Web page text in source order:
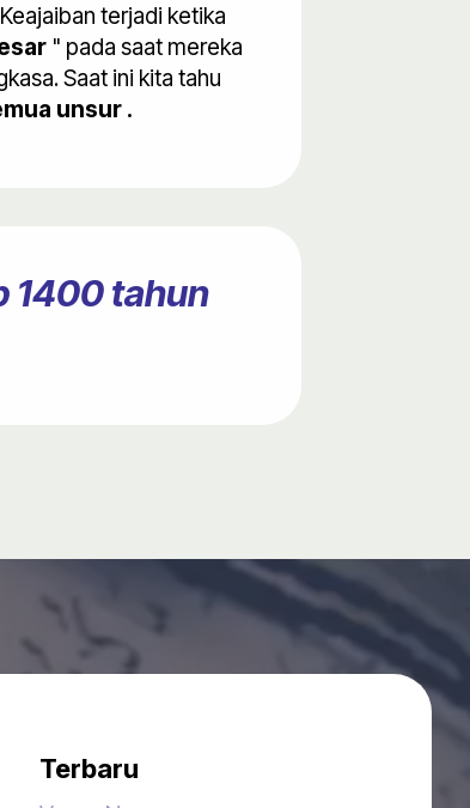
terjadi ketika
" pada saat mereka
Saat ini kita tahu
unsur .
1400 tahun
Terbaru